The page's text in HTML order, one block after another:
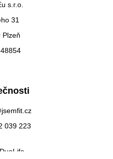
s.r.o.
31
Plzeň
039 223